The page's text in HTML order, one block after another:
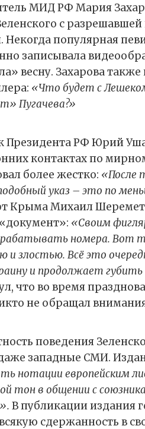
МИД РФ Мария
с
Некогда популярная
записывала
весну. Захарова
«Что будет с
Пугачева?»
РФ Юрий
контактах по
более жестко: «После
указ – это по
Крыма Михаил
«Своим
номера. Вот
и злостью. Всё это
и продолжает губить
что во время
не обращал
поведения
западные СМИ.
нотации европейским
тон в общении с
В публикации издания
сдержанность в